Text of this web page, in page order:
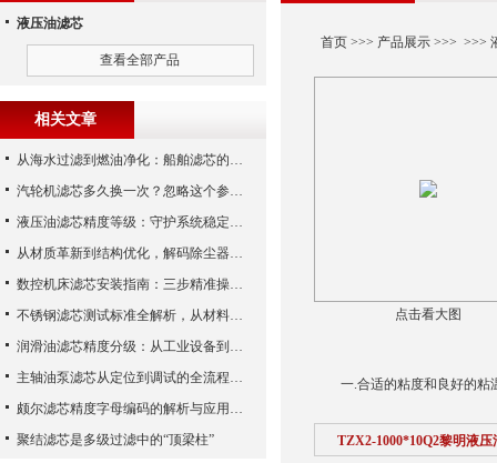
首页>>> 产品展示>>> >>>
点击看大图
一.合适的粘度和良好的粘
TZX2-1000*10Q2黎明液压
液压油滤芯
查看全部产品
相关文章
从海水过滤到燃油净化：船舶滤芯的多场景应用解析
汽轮机滤芯多久换一次？忽略这个参数，机组非停损失可能上百万！
液压油滤芯精度等级：守护系统稳定与寿命的“微米标尺”
从材质革新到结构优化，解码除尘器滤芯性能跃升的核心逻辑
数控机床滤芯安装指南：三步精准操作，杜绝设备“亚健康”
不锈钢滤芯测试标准全解析，从材料性能到应用场景的严苛验证
润滑油滤芯精度分级：从工业设备到精密系统的过滤密码
主轴油泵滤芯从定位到调试的全流程解析
颇尔滤芯精度字母编码的解析与应用指南
聚结滤芯是多级过滤中的“顶梁柱”